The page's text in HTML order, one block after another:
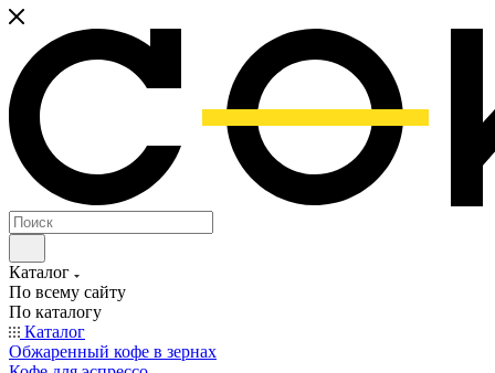
Каталог
По всему сайту
По каталогу
Каталог
Обжаренный кофе в зернах